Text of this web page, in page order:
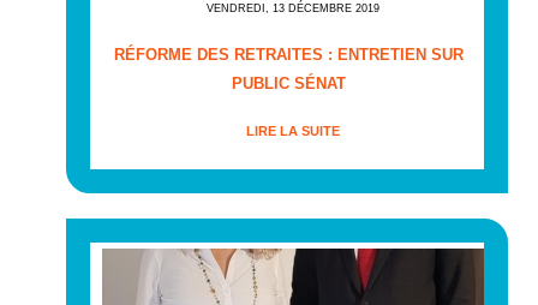
VENDREDI, 13 DÉCEMBRE 2019
RÉFORME DES RETRAITES : ENTRETIEN SUR
PUBLIC SÉNAT
LIRE LA SUITE